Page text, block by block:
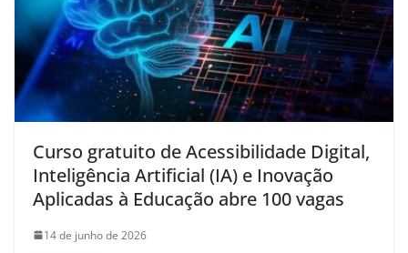
Curso gratuito de Acessibilidade Digital,
Inteligência Artificial (IA) e Inovação
Aplicadas à Educação abre 100 vagas
14 de junho de 2026